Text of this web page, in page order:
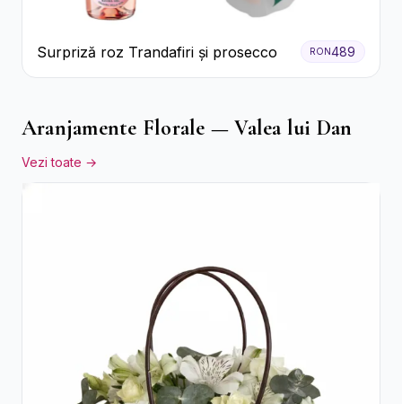
Surpriză roz Trandafiri și prosecco RON489
Aranjamente Florale — Valea lui Dan
Vezi toate →